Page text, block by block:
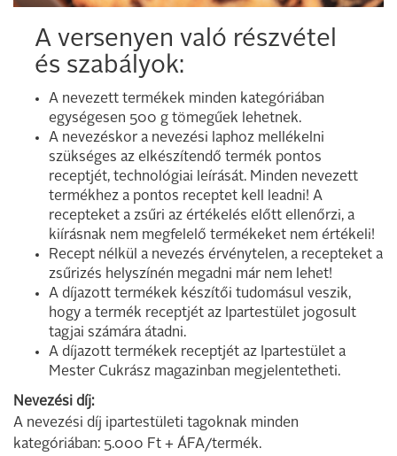
A versenyen való részvétel
és szabályok:
A nevezett termékek minden kategóriában
egységesen 500 g tömegűek lehetnek.
A nevezéskor a nevezési laphoz mellékelni
szükséges az elkészítendő termék pontos
receptjét, technológiai leírását. Minden nevezett
termékhez a pontos receptet kell leadni! A
recepteket a zsűri az értékelés előtt ellenőrzi, a
kiírásnak nem megfelelő termékeket nem értékeli!
Recept nélkül a nevezés érvénytelen, a recepteket a
zsűrizés helyszínén megadni már nem lehet!
A díjazott termékek készítői tudomásul veszik,
hogy a termék receptjét az Ipartestület jogosult
tagjai számára átadni.
A díjazott termékek receptjét az Ipartestület a
Mester Cukrász magazinban megjelentetheti.
Nevezési díj:
A nevezési díj ipartestületi tagoknak minden
kategóriában: 5.000 Ft + ÁFA/termék.